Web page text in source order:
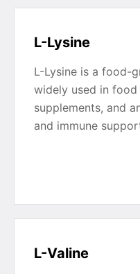
L-Lysine
L-Lysine is a food-
widely used in
supplements, and
and immune
L-Valine